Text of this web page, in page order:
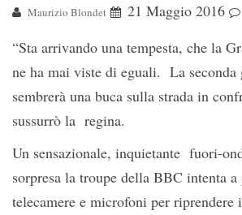
Maurizio Blondet 21 Maggio 2016
“Sta arrivando una tempesta, che la
ne ha mai viste di eguali. La seconda
sembrerà una buca sulla strada in
sussurrò la regina.
Un sensazionale, inquietante fuori-
sorpresa la troupe della BBC intenta a
telecamere e microfoni per